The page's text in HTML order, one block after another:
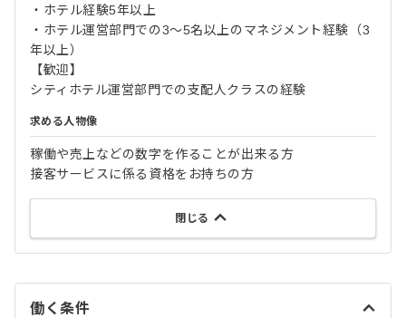
・ホテル経験5年以上
・ホテル運営部門での3～5名以上のマネジメント経験（3
年以上）
【歓迎】
シティホテル運営部門での支配人クラスの経験
求める人物像
稼働や売上などの数字を作ることが出来る方
接客サービスに係る資格をお持ちの方
閉じる
働く条件